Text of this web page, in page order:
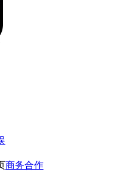
商务合作